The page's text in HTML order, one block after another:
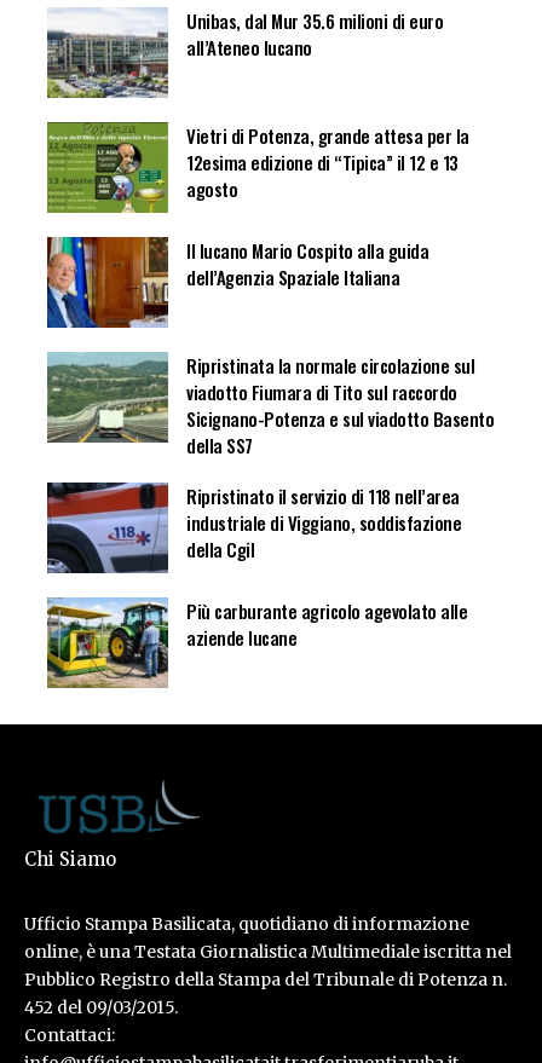
Unibas, dal Mur 35.6 milioni di euro
all’Ateneo lucano
Vietri di Potenza, grande attesa per la
12esima edizione di “Tipica” il 12 e 13
agosto
Il lucano Mario Cospito alla guida
dell’Agenzia Spaziale Italiana
Ripristinata la normale circolazione sul
viadotto Fiumara di Tito sul raccordo
Sicignano-Potenza e sul viadotto Basento
della SS7
Ripristinato il servizio di 118 nell’area
industriale di Viggiano, soddisfazione
della Cgil
Più carburante agricolo agevolato alle
aziende lucane
Chi Siamo
Ufficio Stampa Basilicata, quotidiano di informazione
online, è una Testata Giornalistica Multimediale iscritta nel
Pubblico Registro della Stampa del Tribunale di Potenza n.
452 del 09/03/2015.
Contattaci: